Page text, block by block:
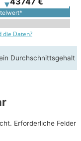
die Daten?
Durchschnittsgehalt
Erforderliche Felder